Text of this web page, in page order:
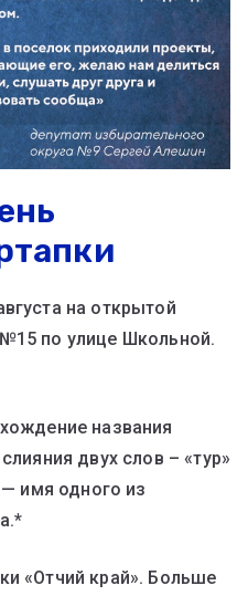
на открытой
по улице Школьной.
названия
двух слов – «тур»
— имя одного из
«Отчий край». Больше